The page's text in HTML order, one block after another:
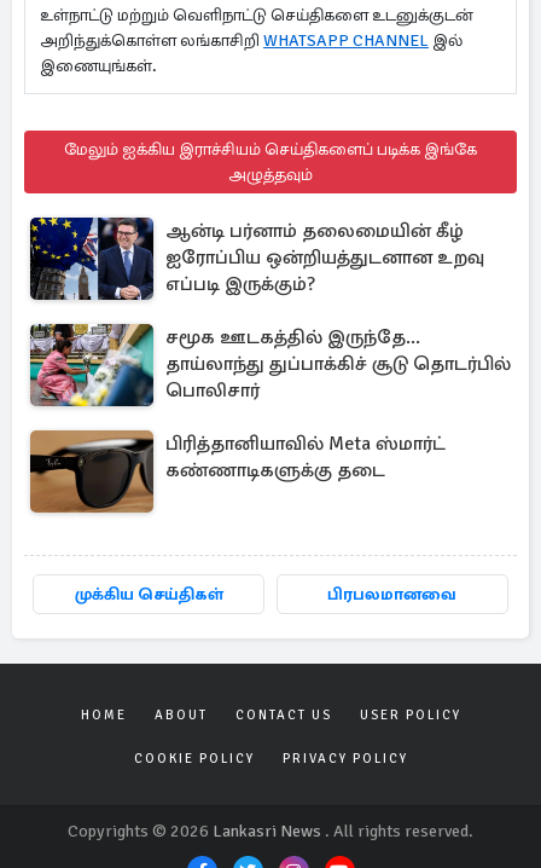
உள்நாட்டு மற்றும் வெளிநாட்டு செய்திகளை உடனுக்குடன்
அறிந்துக்கொள்ள லங்காசிறி WHATSAPP CHANNEL இல்
இணையுங்கள்.
மேலும் ஐக்கிய இராச்சியம் செய்திகளைப் படிக்க இங்கே
அழுத்தவும்
ஆன்டி பர்னாம் தலைமையின் கீழ்
ஐரோப்பிய ஒன்றியத்துடனான உறவு
எப்படி இருக்கும்?
சமூக ஊடகத்தில் இருந்தே...
தாய்லாந்து துப்பாக்கிச் சூடு தொடர்பில்
பொலிசார்
பிரித்தானியாவில் Meta ஸ்மார்ட்
கண்ணாடிகளுக்கு தடை
முக்கிய செய்திகள் பிரபலமானவை
HOME ABOUT CONTACT US USER POLICY
COOKIE POLICY PRIVACY POLICY
Copyrights © 2026 Lankasri News . All rights reserved.